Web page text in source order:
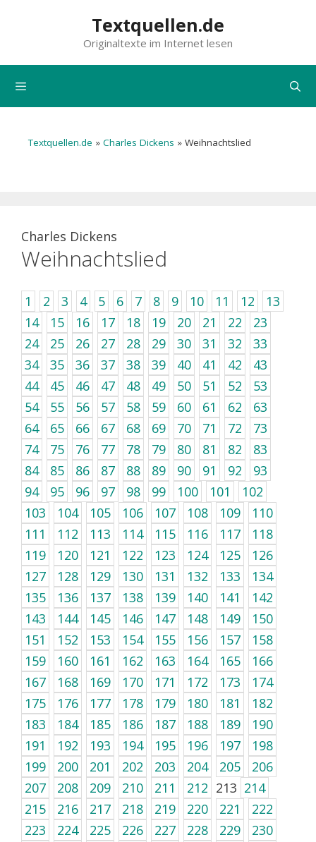
Textquellen.de
Originaltexte im Internet lesen
Textquellen.de » Charles Dickens » Weihnachtslied
Charles Dickens
Weihnachtslied
1 2 3 4 5 6 7 8 9 10 11 12
13
14
15 16 17 18 19 20 21 22
23
24
25 26 27 28 29 30 31 32
33
34
35 36 37 38 39 40 41 42
43
44
45 46 47 48 49 50 51 52
53
54
55 56 57 58 59 60 61 62
63
64
65 66 67 68 69 70 71 72
73
74
75 76 77 78 79 80 81 82
83
84
85 86 87 88 89 90 91 92
93
94
95 96 97 98 99 100 101
102
103
104 105 106 107 108 109
110
111
112 113 114 115 116 117
118
119
120 121 122 123 124 125
126
127
128 129 130 131 132 133
134
135
136 137 138 139 140 141
142
143
144 145 146 147 148 149
150
151
152 153 154 155 156 157
158
159
160 161 162 163 164 165
166
167
168 169 170 171 172 173
174
175
176 177 178 179 180 181
182
183
184 185 186 187 188 189
190
191
192 193 194 195 196 197
198
199
200 201 202 203 204 205
206
207
208 209 210 211 212 213 214
215
216 217 218 219 220 221
222
223
224 225 226 227 228 229
230